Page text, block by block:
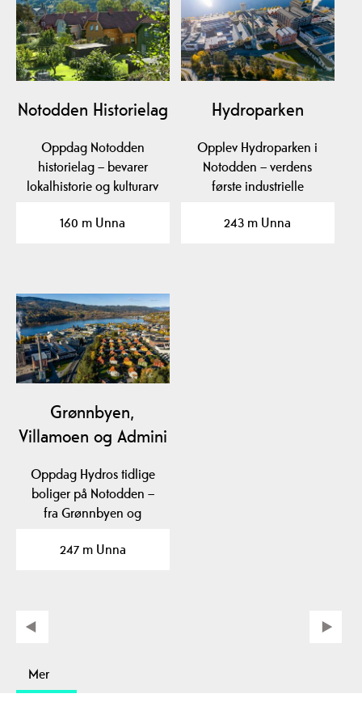
Notodden Historielag
Oppdag Notodden
historielag – bevarer
lokalhistorie og kulturarv
160 m Unna
Hydroparken
Opplev Hydroparken i
Notodden – verdens
første industrielle
…
243 m Unna
Grønnbyen,
Villamoen og Admini
Oppdag Hydros tidlige
boliger på Notodden –
fra Grønnbyen og
med…
247 m Unna
Mer